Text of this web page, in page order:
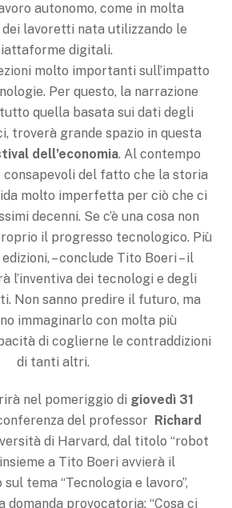
autonomo, come in molta
dei lavoretti nata utilizzando le
digitali.
molto importanti sull’impatto
Per questo, la narrazione
quella basata sui dati degli
troverà grande spazio in questa
dell’economia. Al contempo
consapevoli del fatto che la storia
molto imperfetta per ciò che ci
decenni. Se c’è una cosa non
il progresso tecnologico. Più
– conclude Tito Boeri – il
l’inventiva dei tecnologi e degli
Non sanno predire il futuro, ma
immaginarlo con molta più
di coglierne le contraddizioni
di tanti altri.
nel pomeriggio di giovedì 31
del professor Richard
di Harvard, dal titolo “robot
a Tito Boeri avvierà il
tema “Tecnologia e lavoro”,
domanda provocatoria: “Cosa ci